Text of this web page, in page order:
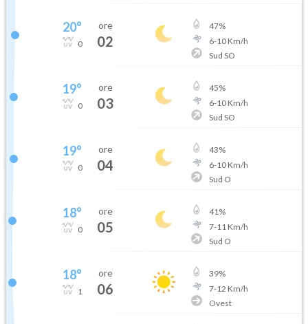
20°
0
ore
02
47%
6-10Km/h
Sud SO
19°
0
ore
03
45%
6-10Km/h
Sud SO
19°
0
ore
04
43%
6-10Km/h
Sud O
18°
0
ore
05
41%
7-11 Km/h
Sud O
18°
1
ore
06
39%
7-12 Km/h
Ovest